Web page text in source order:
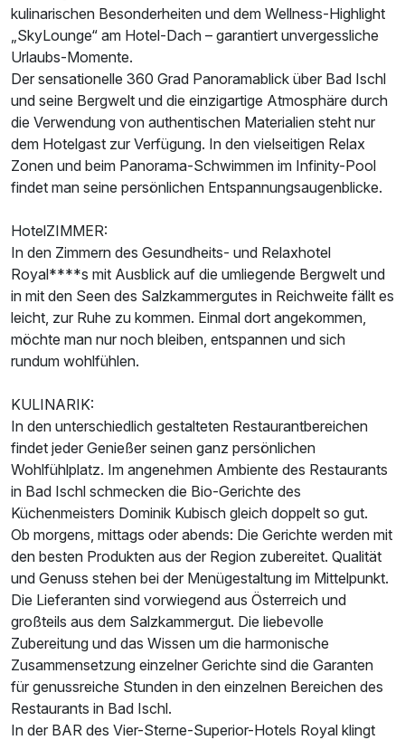
kulinarischen Besonderheiten und dem Wellness-Highlight
„SkyLounge“ am Hotel-Dach – garantiert unvergessliche
Urlaubs-Momente.
Der sensationelle 360 Grad Panoramablick über Bad Ischl
und seine Bergwelt und die einzigartige Atmosphäre durch
die Verwendung von authentischen Materialien steht nur
dem Hotelgast zur Verfügung. In den vielseitigen Relax
Zonen und beim Panorama-Schwimmen im Infinity-Pool
findet man seine persönlichen Entspannungsaugenblicke.
HotelZIMMER:
In den Zimmern des Gesundheits- und Relaxhotel
Royal****s mit Ausblick auf die umliegende Bergwelt und
in mit den Seen des Salzkammergutes in Reichweite fällt es
leicht, zur Ruhe zu kommen. Einmal dort angekommen,
möchte man nur noch bleiben, entspannen und sich
rundum wohlfühlen.
KULINARIK:
In den unterschiedlich gestalteten Restaurantbereichen
findet jeder Genießer seinen ganz persönlichen
Wohlfühlplatz. Im angenehmen Ambiente des Restaurants
in Bad Ischl schmecken die Bio-Gerichte des
Küchenmeisters Dominik Kubisch gleich doppelt so gut.
Ob morgens, mittags oder abends: Die Gerichte werden mit
den besten Produkten aus der Region zubereitet. Qualität
und Genuss stehen bei der Menügestaltung im Mittelpunkt.
Die Lieferanten sind vorwiegend aus Österreich und
großteils aus dem Salzkammergut. Die liebevolle
Zubereitung und das Wissen um die harmonische
Zusammensetzung einzelner Gerichte sind die Garanten
für genussreiche Stunden in den einzelnen Bereichen des
Restaurants in Bad Ischl.
In der BAR des Vier-Sterne-Superior-Hotels Royal klingt